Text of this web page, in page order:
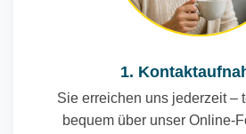
1.
Sie erreichen uns jederzeit –
bequem über unser Online-